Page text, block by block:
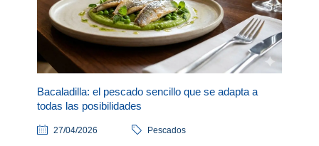
Bacaladilla: el pescado sencillo que se adapta a
todas las posibilidades
27/04/2026 Pescados